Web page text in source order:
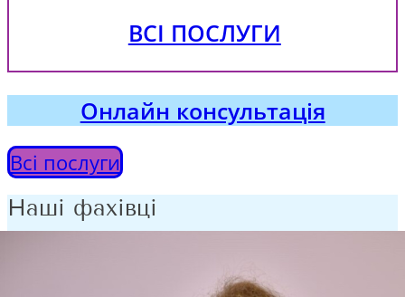
ВСІ ПОСЛУГИ
Онлайн консультація
Всі послуги
Наші фахівці